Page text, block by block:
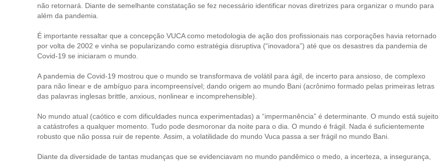
não retornará. Diante de semelhante constatação se fez necessário identificar novas diretrizes para organizar o mundo para
além da pandemia.
É importante ressaltar que a concepção VUCA como metodologia de ação dos profissionais nas corporações havia retornado
por volta de 2002 e vinha se popularizando como estratégia disruptiva (“inovadora”) até que os desastres da pandemia de
Covid-19 se iniciaram o mundo.
A pandemia de Covid-19 mostrou que o mundo se transformava de volátil para ágil, de incerto para ansioso, de complexo
para não linear e de ambíguo para incompreensível; dando origem ao mundo Bani (acrônimo formado pelas primeiras letras
das palavras inglesas brittle, anxious, nonlinear e incomprehensible).
No mundo atual (caótico e com dificuldades nunca experimentadas) a “impermanência” é determinante. O mundo está sujeito
a catástrofes a qualquer momento. Tudo pode desmoronar da noite para o dia. O mundo é frágil. Nada é suficientemente
robusto que não possa ruir de repente. Assim, a volatilidade do mundo Vuca passa a ser frágil no mundo Bani.
Diante da diversidade de tantas mudanças que se evidenciavam no mundo pandêmico o medo, a incerteza, a insegurança,